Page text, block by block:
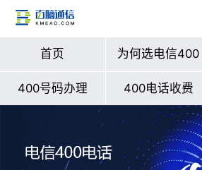
首页 为何选电信400
400号码办理 400电话收费